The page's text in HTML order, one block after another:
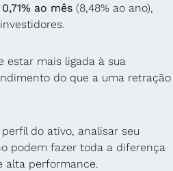
0,71% ao mês (8,48% ao ano),
estar mais ligada à sua
do que a uma retração
do ativo, analisar seu
podem fazer toda a diferença
alta performance.